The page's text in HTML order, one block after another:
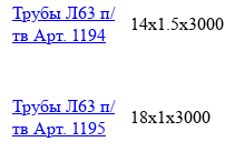
Трубы Л63 п/
тв Арт. 1194
14х1.5х3000
Трубы Л63 п/
тв Арт. 1195
18х1х3000